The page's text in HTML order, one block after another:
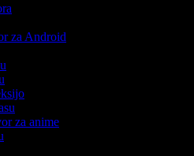
za Android
za anime